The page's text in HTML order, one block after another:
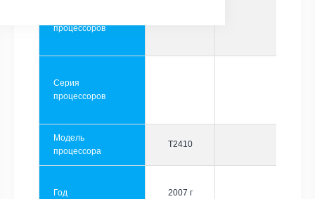
процессоров
Серия
процессоров
Модель
процессора
T2410
Год 2007 г